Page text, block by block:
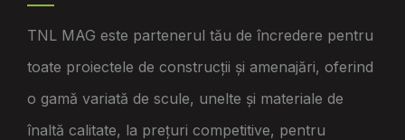
TNL MAG este partenerul tău de încredere pentru
toate proiectele de construcții și amenajări, oferind
o gamă variată de scule, unelte și materiale de
înaltă calitate, la prețuri competitive, pentru